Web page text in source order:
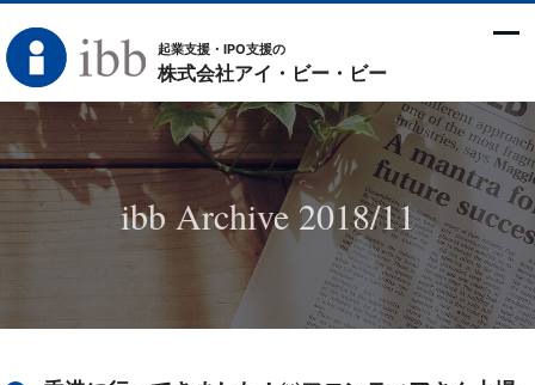
起業支援・IPO支援の
株式会社アイ・ビー・ビー
ibb Archive 2018/11